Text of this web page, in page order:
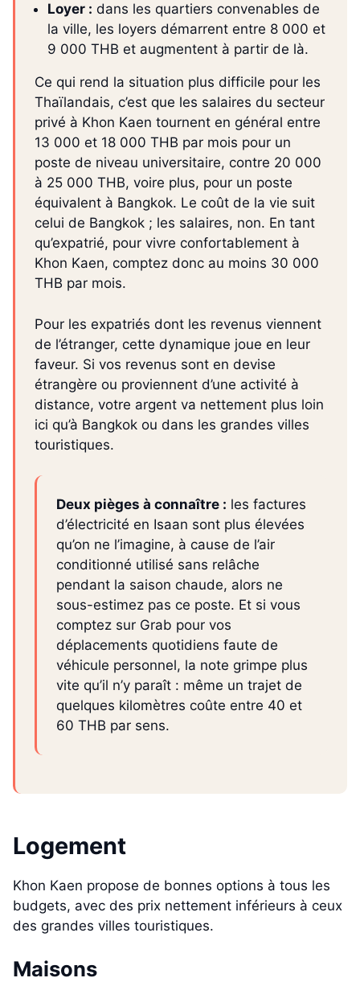
Loyer : dans les quartiers convenables de
la ville, les loyers démarrent entre 8 000 et
9 000 THB et augmentent à partir de là.
Ce qui rend la situation plus difficile pour les
Thaïlandais, c’est que les salaires du secteur
privé à Khon Kaen tournent en général entre
13 000 et 18 000 THB par mois pour un
poste de niveau universitaire, contre 20 000
à 25 000 THB, voire plus, pour un poste
équivalent à Bangkok. Le coût de la vie suit
celui de Bangkok ; les salaires, non. En tant
qu’expatrié, pour vivre confortablement à
Khon Kaen, comptez donc au moins 30 000
THB par mois.
Pour les expatriés dont les revenus viennent
de l’étranger, cette dynamique joue en leur
faveur. Si vos revenus sont en devise
étrangère ou proviennent d’une activité à
distance, votre argent va nettement plus loin
ici qu’à Bangkok ou dans les grandes villes
touristiques.
Deux pièges à connaître : les factures
d’électricité en Isaan sont plus élevées
qu’on ne l’imagine, à cause de l’air
conditionné utilisé sans relâche
pendant la saison chaude, alors ne
sous-estimez pas ce poste. Et si vous
comptez sur Grab pour vos
déplacements quotidiens faute de
véhicule personnel, la note grimpe plus
vite qu’il n’y paraît : même un trajet de
quelques kilomètres coûte entre 40 et
60 THB par sens.
Logement
Khon Kaen propose de bonnes options à tous les
budgets, avec des prix nettement inférieurs à ceux
des grandes villes touristiques.
Maisons